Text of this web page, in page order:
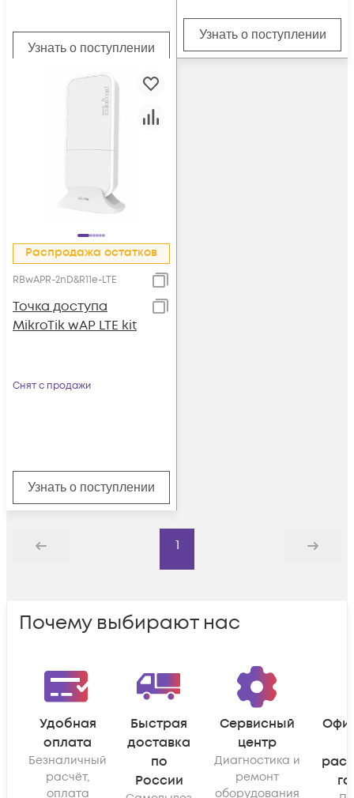
Узнать о поступлении
Узнать о поступлении
Распродажа остатков
RBwAPR-2nD&R11e-LTE
Точка доступа
MikroTik wAP LTE kit
Снят с продажи
Узнать о поступлении
Назад
1
Дальше
Почему выбирают нас
Удобная
оплата
Безналичный
расчёт,
оплата
Быстрая
доставка
по
России
Сервисный
центр
Диагностика и
ремонт
оборудования